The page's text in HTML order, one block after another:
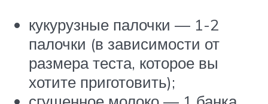
кукурузные палочки — 1-2
палочки (в зависимости от
размера теста, которое вы
хотите приготовить);